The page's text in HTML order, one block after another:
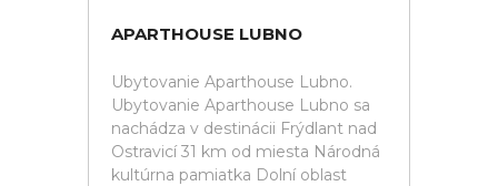
APARTHOUSE LUBNO
Ubytovanie Aparthouse Lubno.
Ubytovanie Aparthouse Lubno sa
nachádza v destinácii Frýdlant nad
Ostravicí 31 km od miesta Národná
kultúrna pamiatka Dolní oblast